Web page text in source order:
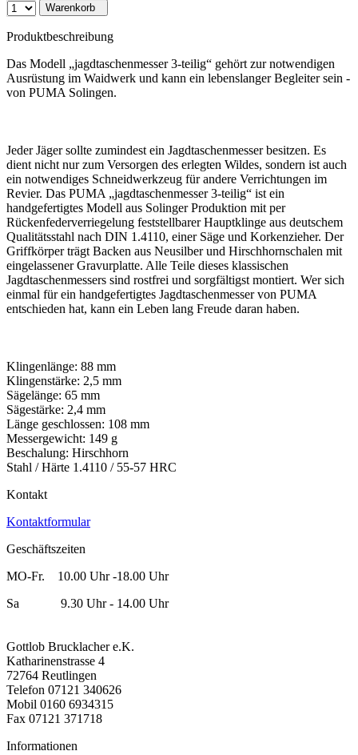
Warenkorb
Produktbeschreibung
Das Modell „jagdtaschenmesser 3-teilig“ gehört zur notwendigen
Ausrüstung im Waidwerk und kann ein lebenslanger Begleiter sein -
von PUMA Solingen.
Jeder Jäger sollte zumindest ein Jagdtaschenmesser besitzen. Es
dient nicht nur zum Versorgen des erlegten Wildes, sondern ist auch
ein notwendiges Schneidwerkzeug für andere Verrichtungen im
Revier. Das PUMA „jagdtaschenmesser 3-teilig“ ist ein
handgefertigtes Modell aus Solinger Produktion mit per
Rückenfederverriegelung feststellbarer Hauptklinge aus deutschem
Qualitätsstahl nach DIN 1.4110, einer Säge und Korkenzieher. Der
Griffkörper trägt Backen aus Neusilber und Hirschhornschalen mit
eingelassener Gravurplatte. Alle Teile dieses klassischen
Jagdtaschenmessers sind rostfrei und sorgfältigst montiert. Wer sich
einmal für ein handgefertigtes Jagdtaschenmesser von PUMA
entschieden hat, kann ein Leben lang Freude daran haben.
Klingenlänge: 88 mm
Klingenstärke: 2,5 mm
Sägelänge: 65 mm
Sägestärke: 2,4 mm
Länge geschlossen: 108 mm
Messergewicht: 149 g
Beschalung: Hirschhorn
Stahl / Härte 1.4110 / 55-57 HRC
Kontakt
Kontaktformular
Geschäftszeiten
MO-Fr. 10.00 Uhr -18.00 Uhr
Sa 9.30 Uhr - 14.00 Uhr
Gottlob Brucklacher e.K.
Katharinenstrasse 4
72764 Reutlingen
Telefon 07121 340626
Mobil 0160 6934315
Fax 07121 371718
Informationen